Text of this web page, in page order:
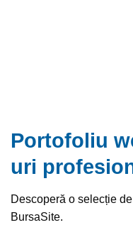
Portofoliu
uri
Descoperă o selecție
BursaSite.